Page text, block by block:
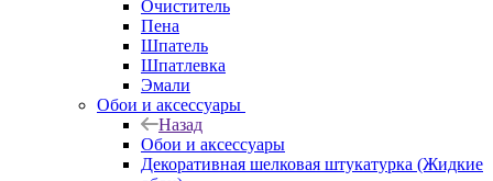
Очиститель
Пена
Шпатель
Шпатлевка
Эмали
Обои и аксессуары
Назад
Обои и аксессуары
Декоративная шелковая штукатурка (Жидкие